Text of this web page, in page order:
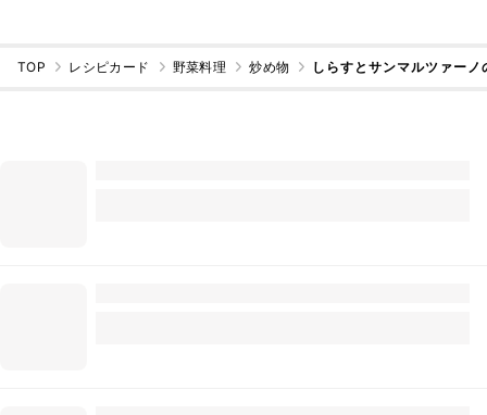
TOP レシピカード 野菜料理 炒め物 しらすとサンマルツァー